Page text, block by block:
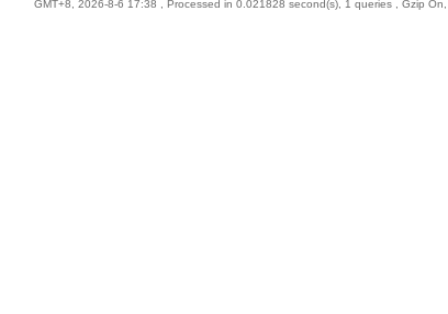
GMT+8, 2026-8-6 17:38 , Processed in 0.021828 second(s), 1 queries , Gzip On,